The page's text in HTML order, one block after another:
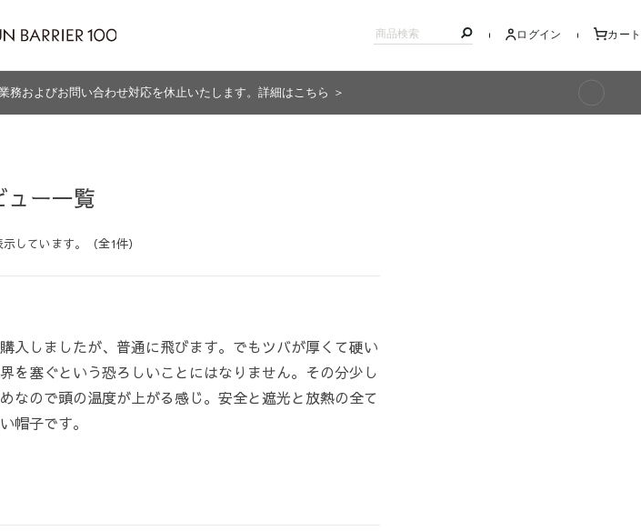
ログイン カート
務およびお問い合わせ対応を休止いたします。詳細はこちら ＞
ュー一覧
しています。（全1件）
入しましたが、普通に飛びます。でもツバが厚くて硬い
を塞ぐという恐ろしいことにはなりません。その分少し
なので頭の温度が上がる感じ。安全と遮光と放熱の全て
帽子です。